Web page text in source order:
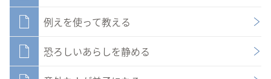
例えを使って教える
恐ろしいあらしを静める